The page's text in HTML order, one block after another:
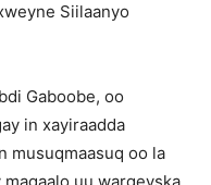
Siilaanyo
Gaboobe, oo
in xayiraadda
musuqmaasuq oo la